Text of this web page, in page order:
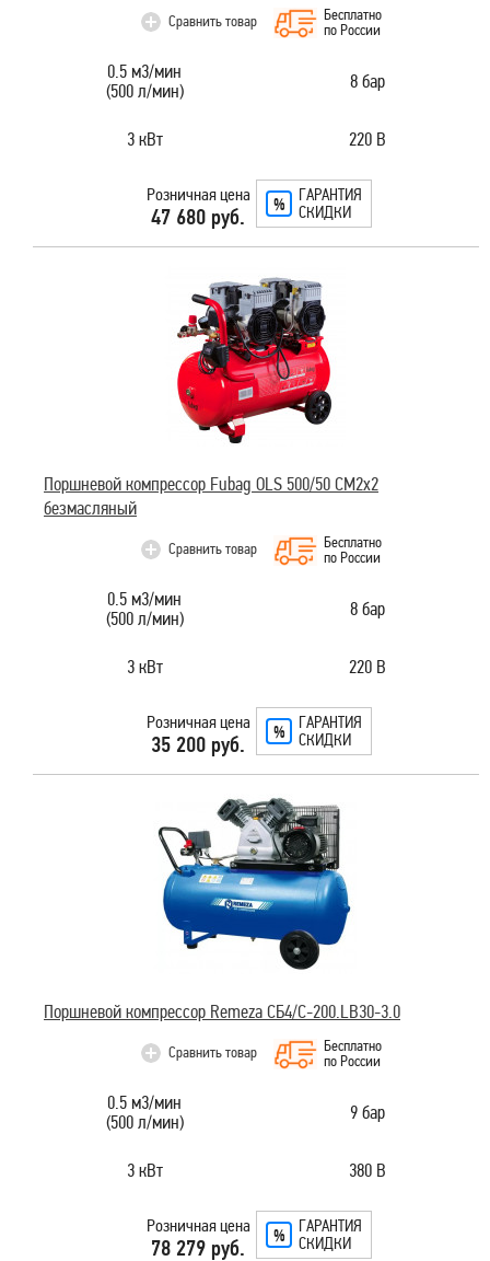
Сравнить товар
Бесплатно
по России
0.5 м3/мин
(500 л/мин)
8 бар
3 кВт 220 В
Розничная цена
47 680 руб.
ГАРАНТИЯ
СКИДКИ
Поршневой компрессор Fubag OLS 500/50 CM2х2
безмасляный
Сравнить товар
Бесплатно
по России
0.5 м3/мин
(500 л/мин)
8 бар
3 кВт 220 В
Розничная цена
35 200 руб.
ГАРАНТИЯ
СКИДКИ
Поршневой компрессор Remeza СБ4/С-200.LB30-3.0
Сравнить товар
Бесплатно
по России
0.5 м3/мин
(500 л/мин)
9 бар
3 кВт 380 В
Розничная цена
78 279 руб.
ГАРАНТИЯ
СКИДКИ